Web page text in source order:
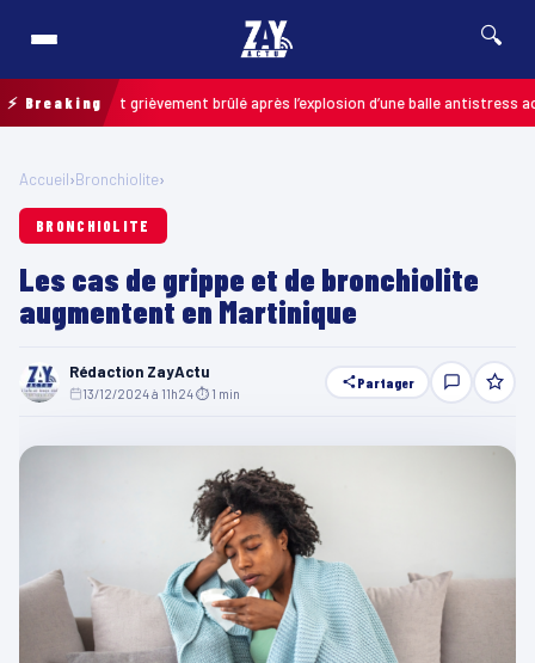
🔍
⚡ Breaking
un enfant grièvement brûlé après l’explosion d’une balle antistress
Accueil›Bronchiolite›
BRONCHIOLITE
Les cas de grippe et de bronchiolite
augmentent en Martinique
Rédaction ZayActu
13/12/2024 à 11h24⏱ 1 min
Partager